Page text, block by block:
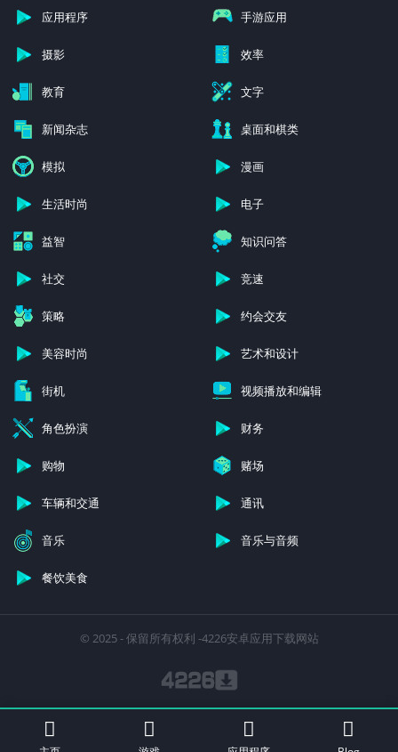
应用程序 手游应用
摄影 效率
教育 文字
新闻杂志 桌面和棋类
模拟 漫画
生活时尚 电子
益智 知识问答
社交 竞速
策略 约会交友
美容时尚 艺术和设计
街机 视频播放和编辑
角色扮演 财务
购物 赌场
车辆和交通 通讯
音乐 音乐与音频
餐饮美食
© 2025 - 保留所有权利 -4226安卓应用下载网站